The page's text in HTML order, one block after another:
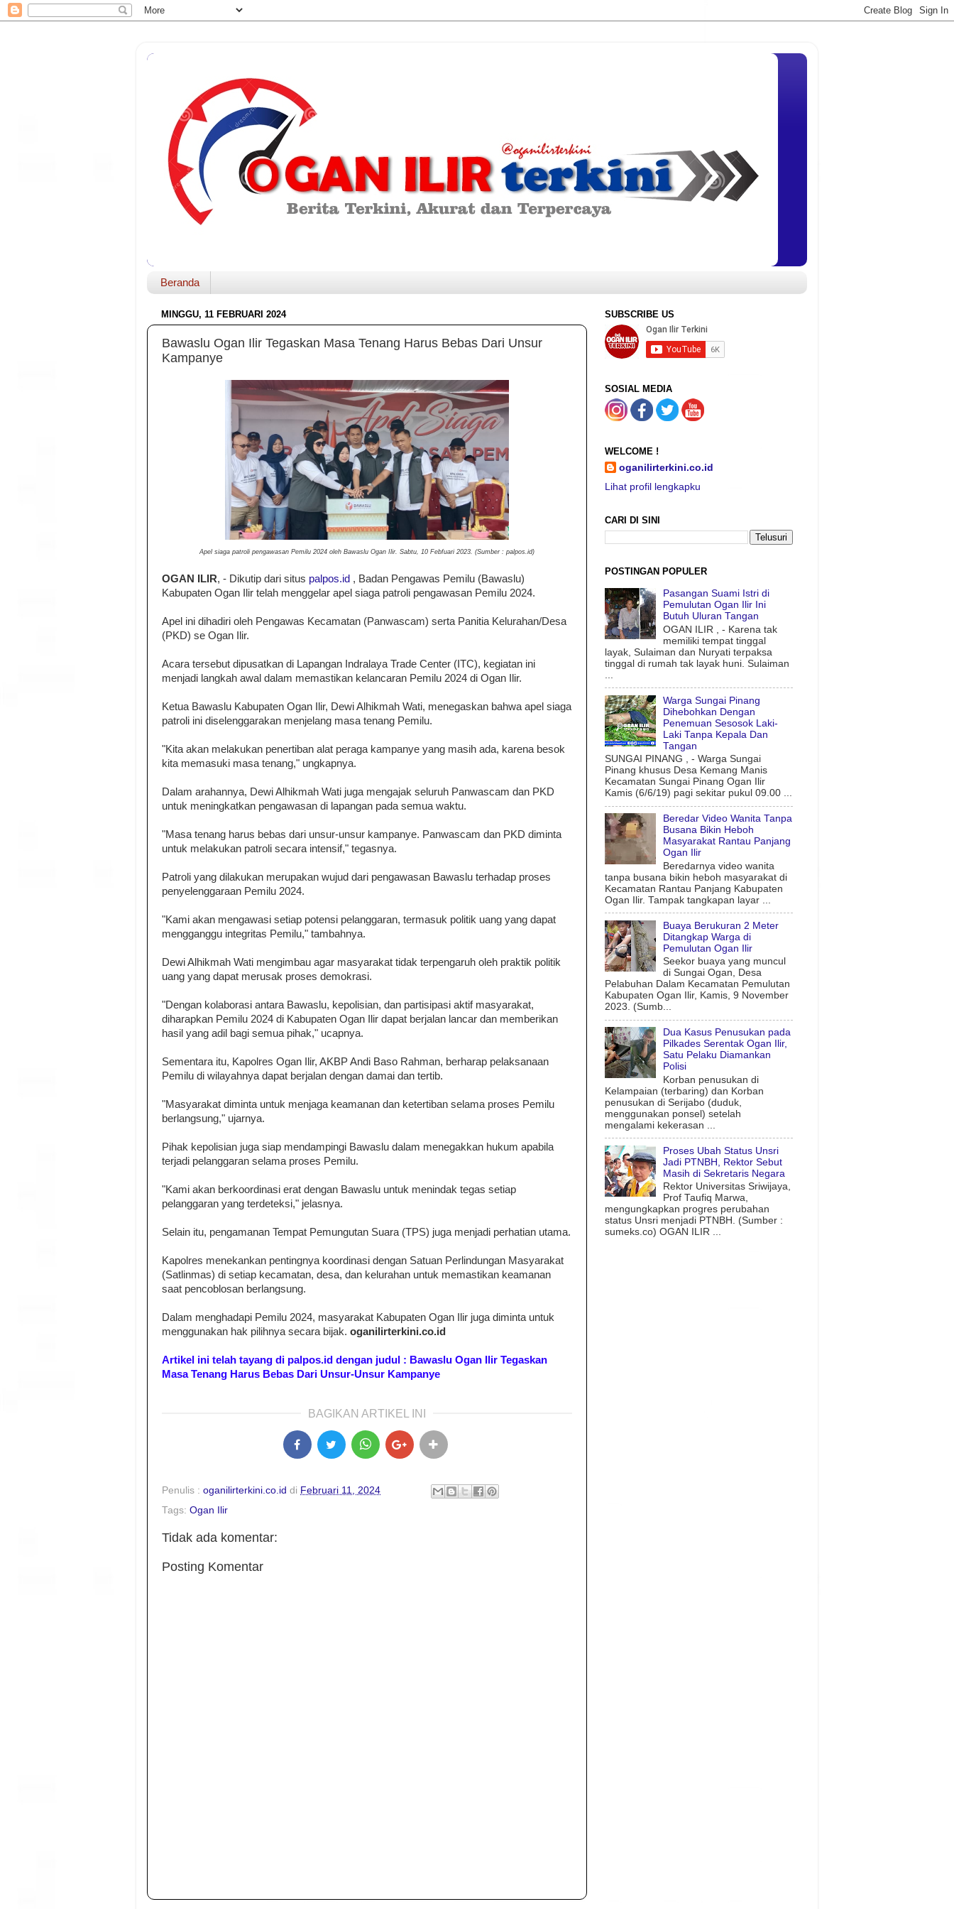
Beranda
MINGGU, 11 FEBRUARI 2024
Bawaslu Ogan Ilir Tegaskan Masa Tenang Harus Bebas Dari Unsur
Kampanye
Apel siaga patroli pengawasan Pemilu 2024 oleh Bawaslu Ogan Ilir. Sabtu, 10 Febfuari 2023. (Sumber : palpos.id)
OGAN ILIR, - Dikutip dari situs palpos.id , Badan Pengawas Pemilu (Bawaslu)
Kabupaten Ogan Ilir telah menggelar apel siaga patroli pengawasan Pemilu 2024.
Apel ini dihadiri oleh Pengawas Kecamatan (Panwascam) serta Panitia Kelurahan/Desa
(PKD) se Ogan Ilir.
Acara tersebut dipusatkan di Lapangan Indralaya Trade Center (ITC), kegiatan ini
menjadi langkah awal dalam memastikan kelancaran Pemilu 2024 di Ogan Ilir.
Ketua Bawaslu Kabupaten Ogan Ilir, Dewi Alhikmah Wati, menegaskan bahwa apel siaga
patroli ini diselenggarakan menjelang masa tenang Pemilu.
"Kita akan melakukan penertiban alat peraga kampanye yang masih ada, karena besok
kita memasuki masa tenang," ungkapnya.
Dalam arahannya, Dewi Alhikmah Wati juga mengajak seluruh Panwascam dan PKD
untuk meningkatkan pengawasan di lapangan pada semua waktu.
"Masa tenang harus bebas dari unsur-unsur kampanye. Panwascam dan PKD diminta
untuk melakukan patroli secara intensif," tegasnya.
Patroli yang dilakukan merupakan wujud dari pengawasan Bawaslu terhadap proses
penyelenggaraan Pemilu 2024.
"Kami akan mengawasi setiap potensi pelanggaran, termasuk politik uang yang dapat
mengganggu integritas Pemilu," tambahnya.
Dewi Alhikmah Wati mengimbau agar masyarakat tidak terpengaruh oleh praktik politik
uang yang dapat merusak proses demokrasi.
"Dengan kolaborasi antara Bawaslu, kepolisian, dan partisipasi aktif masyarakat,
diharapkan Pemilu 2024 di Kabupaten Ogan Ilir dapat berjalan lancar dan memberikan
hasil yang adil bagi semua pihak," ucapnya.
Sementara itu, Kapolres Ogan Ilir, AKBP Andi Baso Rahman, berharap pelaksanaan
Pemilu di wilayahnya dapat berjalan dengan damai dan tertib.
"Masyarakat diminta untuk menjaga keamanan dan ketertiban selama proses Pemilu
berlangsung," ujarnya.
Pihak kepolisian juga siap mendampingi Bawaslu dalam menegakkan hukum apabila
terjadi pelanggaran selama proses Pemilu.
"Kami akan berkoordinasi erat dengan Bawaslu untuk menindak tegas setiap
pelanggaran yang terdeteksi," jelasnya.
Selain itu, pengamanan Tempat Pemungutan Suara (TPS) juga menjadi perhatian utama.
Kapolres menekankan pentingnya koordinasi dengan Satuan Perlindungan Masyarakat
(Satlinmas) di setiap kecamatan, desa, dan kelurahan untuk memastikan keamanan
saat pencoblosan berlangsung.
Dalam menghadapi Pemilu 2024, masyarakat Kabupaten Ogan Ilir juga diminta untuk
menggunakan hak pilihnya secara bijak. oganilirterkini.co.id
Artikel ini telah tayang di palpos.id dengan judul : Bawaslu Ogan Ilir Tegaskan
Masa Tenang Harus Bebas Dari Unsur-Unsur Kampanye
BAGIKAN ARTIKEL INI
Penulis : oganilirterkini.co.id di Februari 11, 2024
Tags: Ogan Ilir
Tidak ada komentar:
Posting Komentar
SUBSCRIBE US
SOSIAL MEDIA
WELCOME !
oganilirterkini.co.id
Lihat profil lengkapku
CARI DI SINI
POSTINGAN POPULER
Pasangan Suami Istri di
Pemulutan Ogan Ilir Ini
Butuh Uluran Tangan
OGAN ILIR , - Karena tak
memiliki tempat tinggal
layak, Sulaiman dan Nuryati terpaksa
tinggal di rumah tak layak huni. Sulaiman
Warga Sungai Pinang
Dihebohkan Dengan
Penemuan Sesosok Laki-
Laki Tanpa Kepala Dan
Tangan
SUNGAI PINANG , - Warga Sungai
Pinang khusus Desa Kemang Manis
Kecamatan Sungai Pinang Ogan Ilir
Kamis (6/6/19) pagi sekitar pukul 09.00 ...
Beredar Video Wanita Tanpa
Busana Bikin Heboh
Masyarakat Rantau Panjang
Ogan Ilir
Beredarnya video wanita
tanpa busana bikin heboh masyarakat di
Kecamatan Rantau Panjang Kabupaten
Ogan Ilir. Tampak tangkapan layar ...
Buaya Berukuran 2 Meter
Ditangkap Warga di
Pemulutan Ogan Ilir
Seekor buaya yang muncul
di Sungai Ogan, Desa
Pelabuhan Dalam Kecamatan Pemulutan
Kabupaten Ogan Ilir, Kamis, 9 November
2023. (Sumb...
Dua Kasus Penusukan pada
Pilkades Serentak Ogan Ilir,
Satu Pelaku Diamankan
Polisi
Korban penusukan di
Kelampaian (terbaring) dan Korban
penusukan di Serijabo (duduk,
menggunakan ponsel) setelah
mengalami kekerasan ...
Proses Ubah Status Unsri
Jadi PTNBH, Rektor Sebut
Masih di Sekretaris Negara
Rektor Universitas Sriwijaya,
Prof Taufiq Marwa,
mengungkapkan progres perubahan
status Unsri menjadi PTNBH. (Sumber :
sumeks.co) OGAN ILIR ...